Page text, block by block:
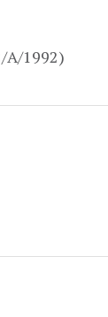
A/1992)